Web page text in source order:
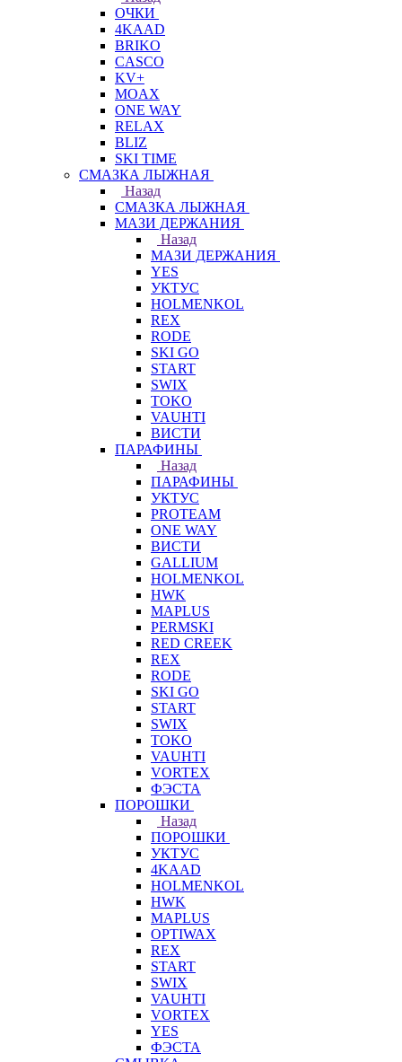
ОЧКИ
4KAAD
BRIKO
CASCO
KV+
MOAX
ONE WAY
RELAX
BLIZ
SKI TIME
СМАЗКА ЛЫЖНАЯ
Назад
СМАЗКА ЛЫЖНАЯ
МАЗИ ДЕРЖАНИЯ
Назад
МАЗИ ДЕРЖАНИЯ
YES
УКТУС
HOLMENKOL
REX
RODE
SKI GO
START
SWIX
TOKO
VAUHTI
ВИСТИ
ПАРАФИНЫ
Назад
ПАРАФИНЫ
УКТУС
PROTEAM
ONE WAY
ВИСТИ
GALLIUM
HOLMENKOL
HWK
MAPLUS
PERMSKI
RED CREEK
REX
RODE
SKI GO
START
SWIX
TOKO
VAUHTI
VORTEX
ФЭСТА
ПОРОШКИ
Назад
ПОРОШКИ
УКТУС
4KAAD
HOLMENKOL
HWK
MAPLUS
OPTIWAX
REX
START
SWIX
VAUHTI
VORTEX
YES
ФЭСТА